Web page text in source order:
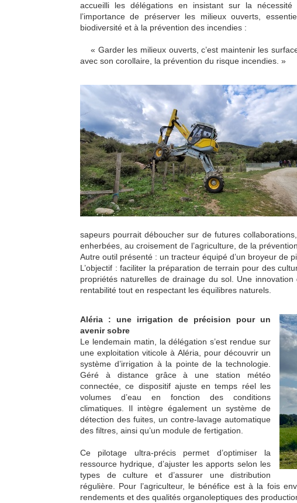
accueilli les délégations en insistant sur la
l’importance de préserver les milieux ouverts,
biodiversité et à la prévention des incendies :
« Garder les milieux ouverts, c’est maintenir les
avec son corollaire, la prévention du risque incendies. »
sapeurs pourrait déboucher sur de futures
enherbées, au croisement de l’agriculture, de la
Autre outil présenté : un tracteur équipé d’un broyeur de
L’objectif : faciliter la préparation de terrain pour des
propriétés naturelles de drainage du sol. Une
rentabilité tout en respectant les équilibres naturels.
Aléria : une irrigation de précision pour un
avenir sobre
Le lendemain matin, la délégation s’est rendue sur
une exploitation viticole à Aléria, pour découvrir un
système d’irrigation à la pointe de la technologie.
Géré à distance grâce à une station météo
connectée, ce dispositif ajuste en temps réel les
volumes d’eau en fonction des conditions
climatiques. Il intègre également un système de
détection des fuites, un contre-lavage automatique
des filtres, ainsi qu’un module de fertigation.
Ce pilotage ultra-précis permet d’optimiser la
ressource hydrique, d’ajuster les apports selon les
types de culture et d’assurer une distribution
régulière. Pour l’agriculteur, le bénéfice est à la fois
rendements et des qualités organoleptiques des